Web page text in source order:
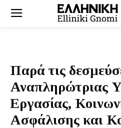
Παρά τις
Αναπληρώτριας
Εργασίας,
Ασφάλισης και